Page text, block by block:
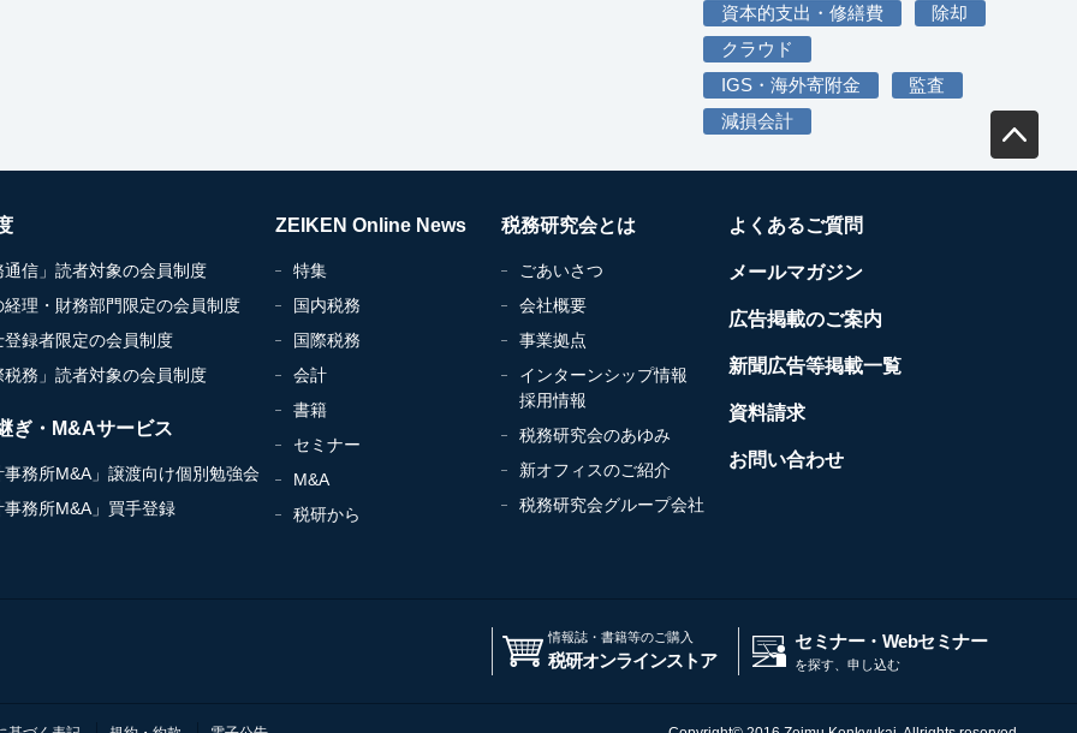
資本的支出・修繕費
除却
クラウド
IGS・海外寄附金
監査
減損会計
通信」読者対象の会員制度
経理・財務部門限定の会員制度
登録者限定の会員制度
税務」読者対象の会員制度
ぎ・M&Aサービス
事務所M&A」譲渡向け個別勉強会
事務所M&A」買手登録
ZEIKEN Online News
特集
国内税務
国際税務
会計
書籍
セミナー
M&A
税研から
税務研究会とは
ごあいさつ
会社概要
事業拠点
インターンシップ情報
採用情報
税務研究会のあゆみ
新オフィスのご紹介
税務研究会グループ会社
よくあるご質問
メールマガジン
広告掲載のご案内
新聞広告等掲載一覧
資料請求
お問い合わせ
情報誌・書籍等のご購入
税研オンラインストア
セミナー・Webセミナー
を探す、申し込む